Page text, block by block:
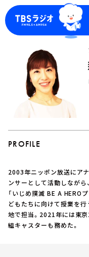
マイページ
ログイン
今日の番組表
週間番組表
トピックス
TBS Podcast
お知らせ
PROFILE
2003年ニッポン放送にア
ンサーとして活動しながら
「いじめ撲滅 BE A HERO
どもたちに向けて授業を
地で担当。2021年には東
組キャスターも務めた。